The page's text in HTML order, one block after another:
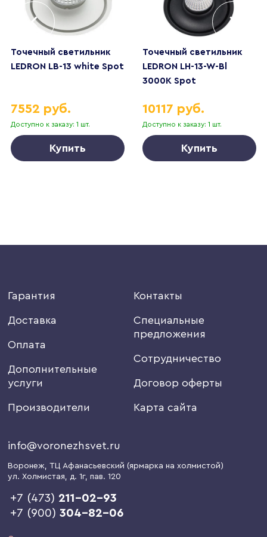
Точечный светильник
LEDRON LB-13 white Spot
Доступно к заказу: 1 шт.
7552 руб.
Купить
Точечный светильник
LEDRON LH-13-W-Bl
3000K Spot
Доступно к заказу: 1 шт.
10117 руб.
Купить
Гарантия
Доставка
Оплата
Дополнительные
услуги
Производители
Контакты
Специальные
предложения
Сотрудничество
Договор оферты
Карта сайта
info@voronezhsvet.ru
Воронеж, ТЦ Афанасьевский (ярмарка на холмистой)
ул. Холмистая, д. 1г, пав. 120
+7 (473) 211-02-93
+7 (900)304-82-06